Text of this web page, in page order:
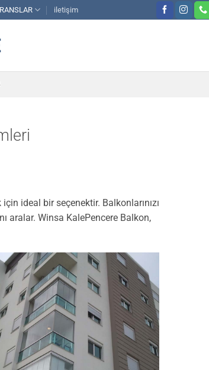
iletişim
ideal bir seçenektir. Balkonlarınızı
aralar. Winsa KalePencere Balkon,